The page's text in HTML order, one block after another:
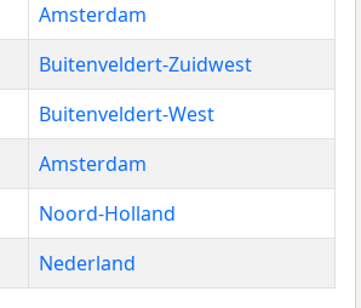
Amsterdam
Buitenveldert-Zuidwest
Buitenveldert-West
Amsterdam
Noord-Holland
Nederland